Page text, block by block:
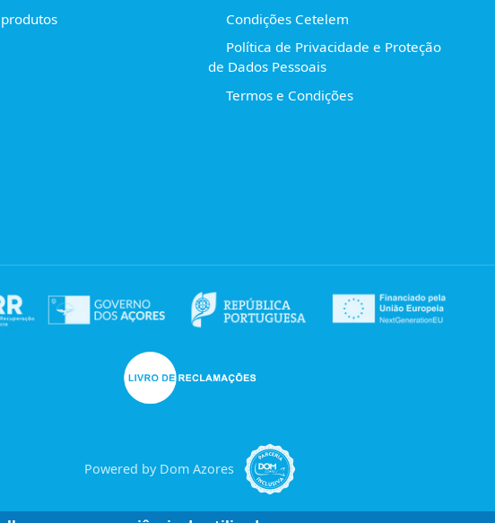
Condições Cetelem
Política de Privacidade e Proteção
de Dados Pessoais
Termos e Condições
Powered by Dom Azores